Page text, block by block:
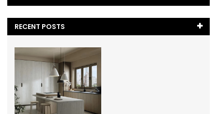
¿Cómo?(2)
Comparativa de Encimeras
Comparativas(1)
RECENT POSTS